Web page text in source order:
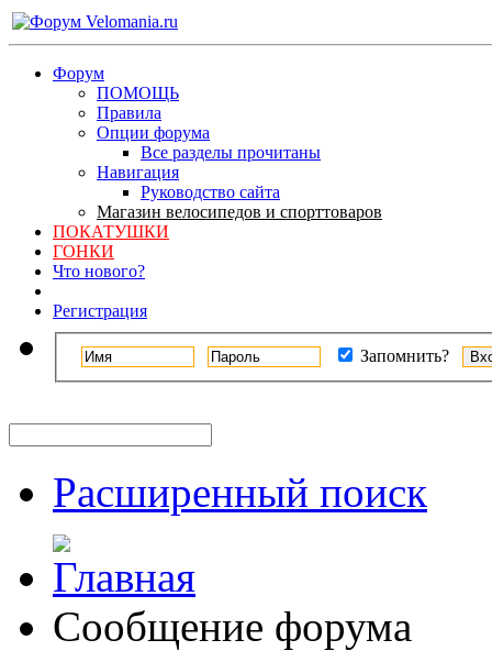
Форум
ПОМОЩЬ
Правила
Опции форума
Все разделы прочитаны
Навигация
Руководство сайта
Магазин велосипедов и спорттоваров
ПОКАТУШКИ
ГОНКИ
Что нового?
Регистрация
Запомнить?
Расширенный поиск
Сообщение форума